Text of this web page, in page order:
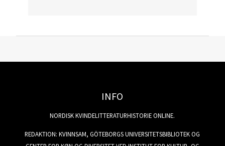
INFO
NORDISK KVINDELITTERATURHISTORIE ONLINE.
REDAKTION: KVINNSAM, GÖTEBORGS UNIVERSITETSBIBLIOTEK OG